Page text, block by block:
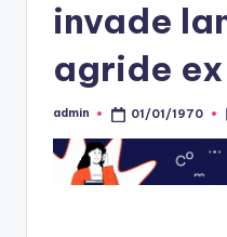
invade
agride
Posted
admin 01/01/1970